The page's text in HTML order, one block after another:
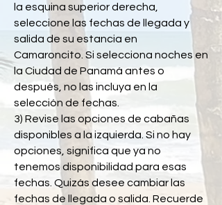
la esquina superior derecha,
seleccione las fechas de llegada y
salida de su estancia en
Camaroncito. Si selecciona noches en
la Ciudad de Panamá antes o
después, no las incluya en la
selección de fechas.
3) Revise las opciones de cabañas
disponibles a la izquierda. Si no hay
opciones, significa que ya no
tenemos disponibilidad para esas
fechas. Quizás desee cambiar las
fechas de llegada o salida. Recuerde